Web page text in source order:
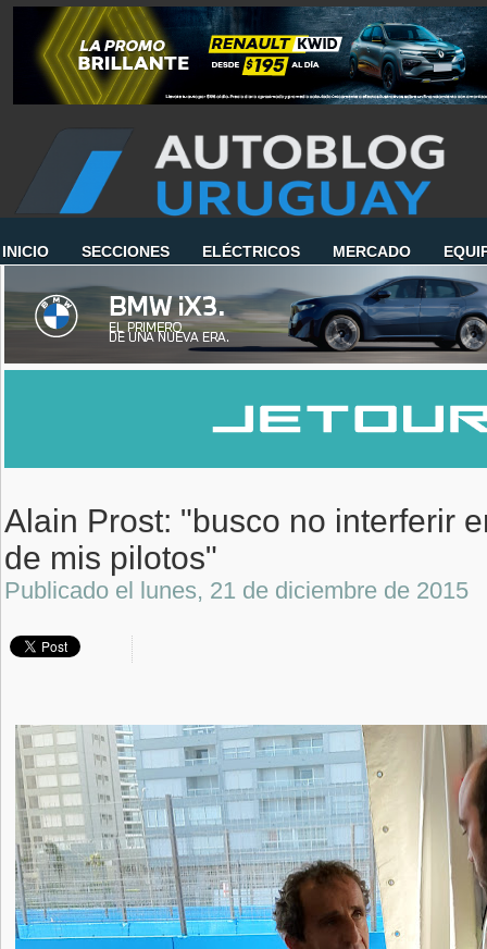
INICIO SECCIONES ELÉCTRICOS MERCADO
Alain Prost: "busco no interferir
de mis pilotos"
Publicado el lunes, 21 de diciembre de 2015